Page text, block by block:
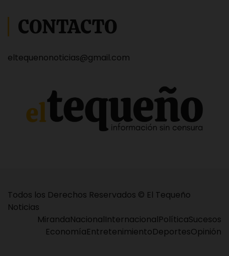
CONTACTO
eltequenonoticias@gmail.com
Todos los Derechos Reservados © El Tequeño
Noticias
MirandaNacionalInternacionalPolíticaSucesos
EconomíaEntretenimientoDeportesOpinión